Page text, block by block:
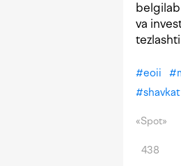
va
#eoii #
#
«Spot»
438